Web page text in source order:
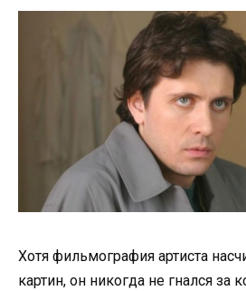
Хотя фильмография артиста
картин, он никогда не гнался за